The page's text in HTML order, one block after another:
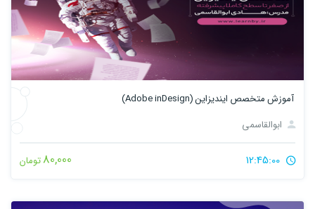
آموزش متخصص ایندیزاین (Adobe inDesign)
ابوالقاسمی
80,000تومان